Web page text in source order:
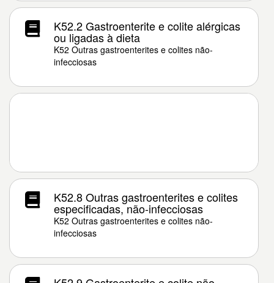
K52.2 Gastroenterite e colite alérgicas
ou ligadas à dieta
K52 Outras gastroenterites e colites não-
infecciosas
K52.8 Outras gastroenterites e colites
especificadas, não-infecciosas
K52 Outras gastroenterites e colites não-
infecciosas